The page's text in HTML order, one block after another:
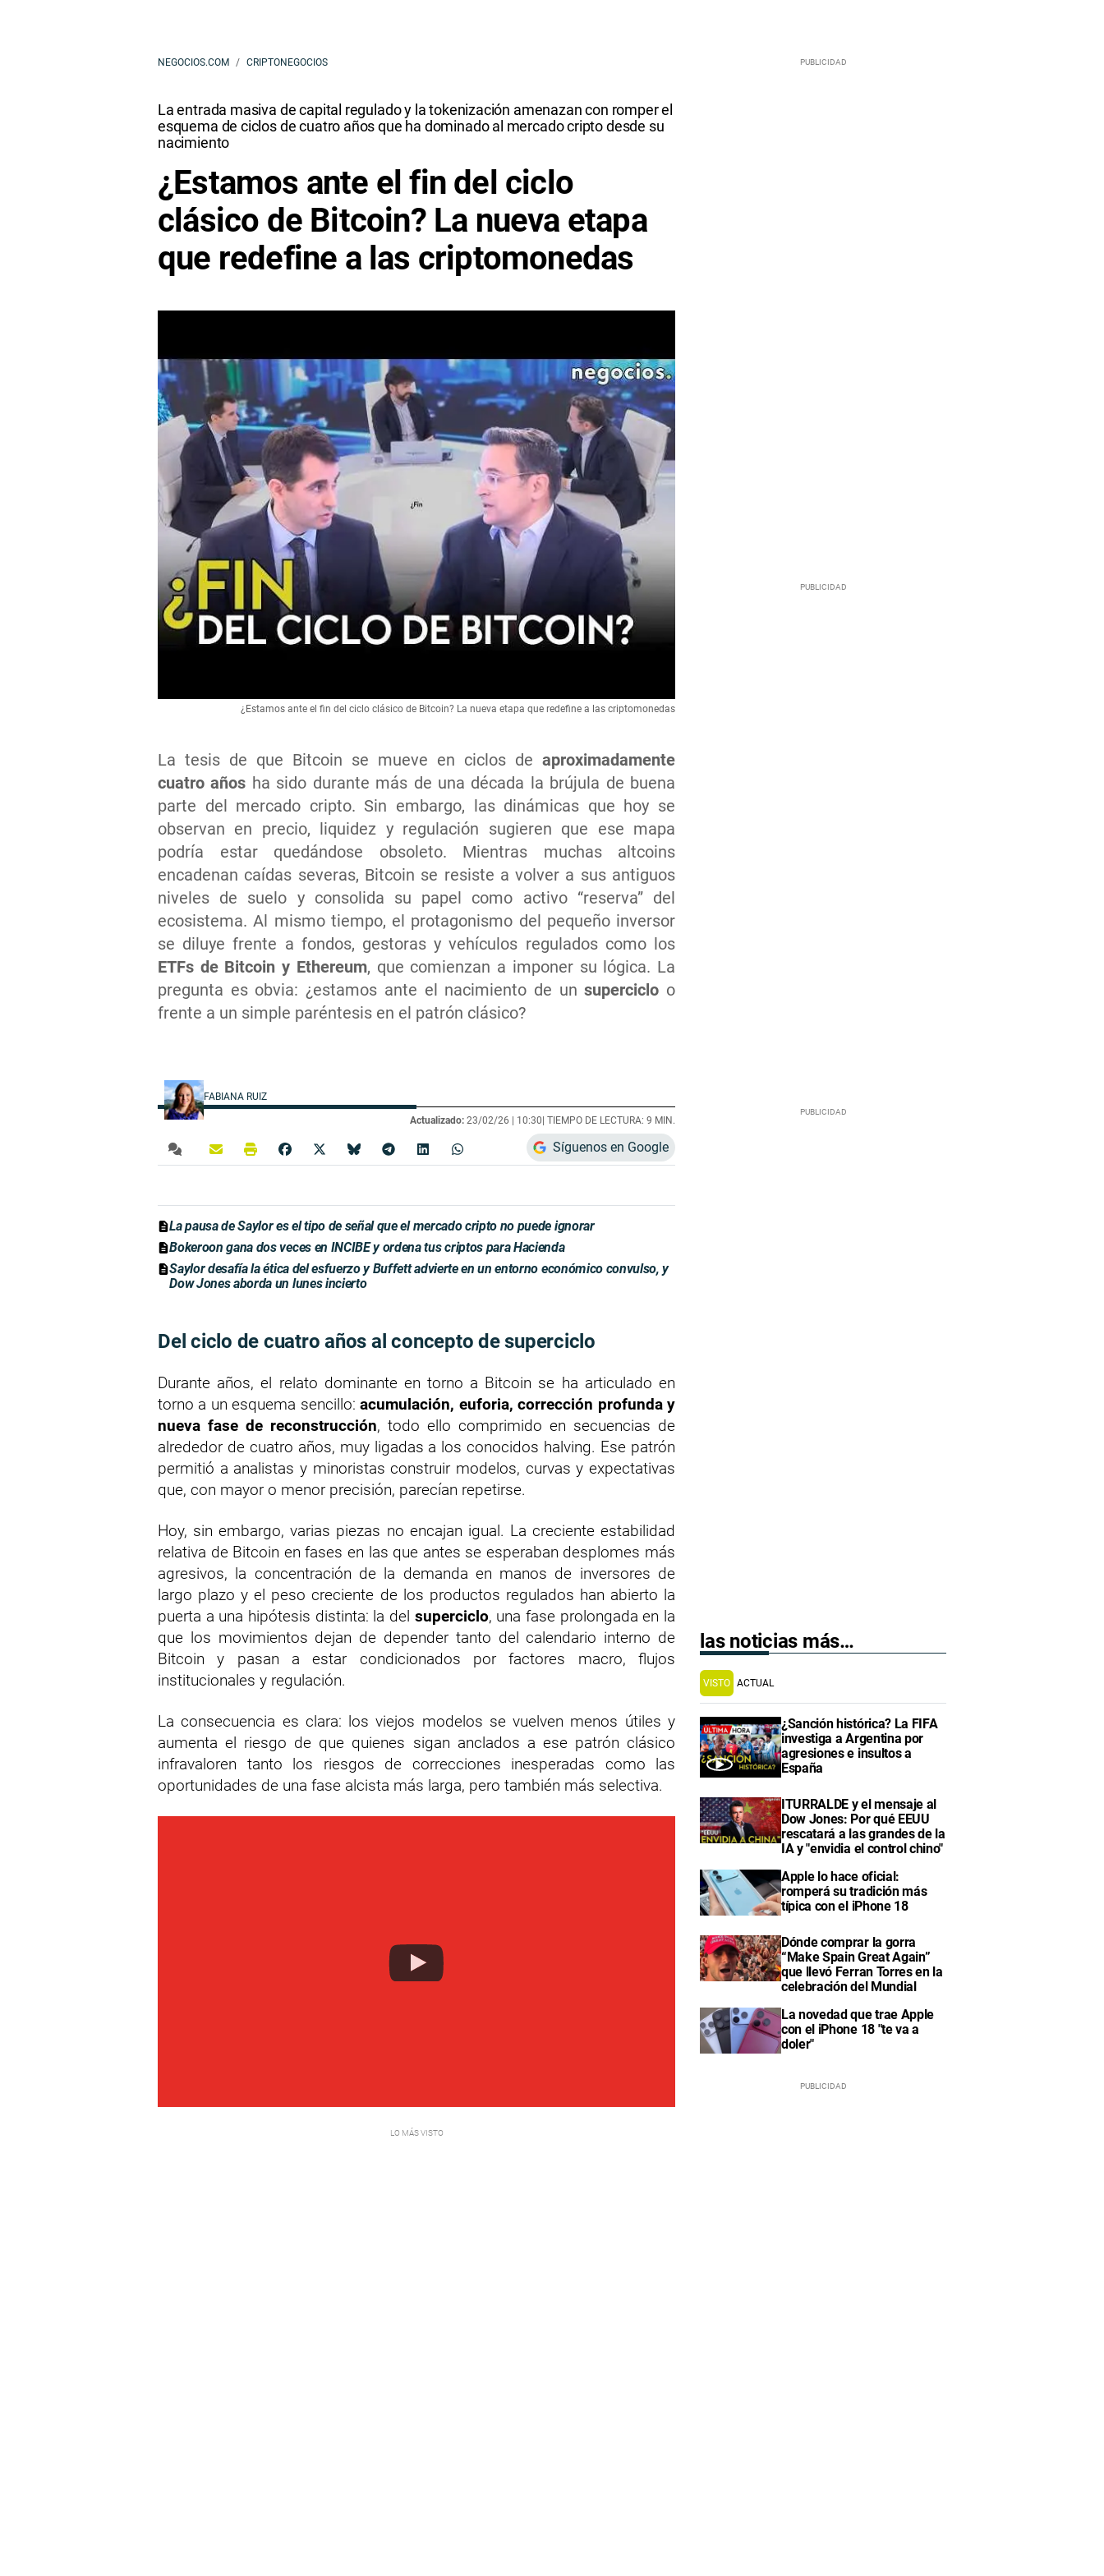
NEGOCIOS.COM CRIPTONEGOCIOS
La entrada masiva de capital regulado y la tokenización amenazan con romper el
esquema de ciclos de cuatro años que ha dominado al mercado cripto desde su
nacimiento
¿Estamos ante el fin del ciclo
clásico de Bitcoin? La nueva etapa
que redefine a las criptomonedas
La tesis de que Bitcoin se mueve en ciclos de aproximadamente
cuatro años ha sido durante más de una década la brújula de buena
parte del mercado cripto. Sin embargo, las dinámicas que hoy se
observan en precio, liquidez y regulación sugieren que ese mapa
podría estar quedándose obsoleto. Mientras muchas altcoins
encadenan caídas severas, Bitcoin se resiste a volver a sus antiguos
niveles de suelo y consolida su papel como activo “reserva” del
ecosistema. Al mismo tiempo, el protagonismo del pequeño inversor
se diluye frente a fondos, gestoras y vehículos regulados como los
ETFs de Bitcoin y Ethereum, que comienzan a imponer su lógica. La
pregunta es obvia: ¿estamos ante el nacimiento de unsuperciclo o
frente a un simple paréntesis en el patrón clásico?
¿Estamos ante el fin del ciclo clásico de Bitcoin? La nueva etapa que redefine a las criptomonedas
FABIANA RUIZ
Actualizado: 23/02/26 | 10:30| TIEMPO DE LECTURA: 9 MIN.
Síguenos en Google
La pausa de Saylor es el tipo de señal que el mercado cripto no puede ignorar
Bokeroon gana dos veces en INCIBE y ordena tus criptos para Hacienda
Saylor desafía la ética del esfuerzo y Buffett advierte en un entorno económico convulso, y
Dow Jones aborda un lunes incierto
Del ciclo de cuatro años al concepto de superciclo
Durante años, el relato dominante en torno a Bitcoin se ha articulado en
torno a un esquema sencillo:acumulación, euforia, corrección profunda y
nueva fase de reconstrucción, todo ello comprimido en secuencias de
alrededor de cuatro años, muy ligadas a los conocidos halving. Ese patrón
permitió a analistas y minoristas construir modelos, curvas y expectativas
que, con mayor o menor precisión, parecían repetirse.
Hoy, sin embargo, varias piezas no encajan igual. La creciente estabilidad
relativa de Bitcoin en fases en las que antes se esperaban desplomes más
agresivos, la concentración de la demanda en manos de inversores de
largo plazo y el peso creciente de los productos regulados han abierto la
puerta a una hipótesis distinta: la del superciclo, una fase prolongada en la
que los movimientos dejan de depender tanto del calendario interno de
Bitcoin y pasan a estar condicionados por factores macro, flujos
institucionales y regulación.
La consecuencia es clara: los viejos modelos se vuelven menos útiles y
aumenta el riesgo de que quienes sigan anclados a ese patrón clásico
infravaloren tanto los riesgos de correcciones inesperadas como las
oportunidades de una fase alcista más larga, pero también más selectiva.
las noticias más…
VISTO ACTUAL
¿Sanción histórica? La FIFA
investiga a Argentina por
agresiones e insultos a
España
ITURRALDE y el mensaje al
Dow Jones: Por qué EEUU
rescatará a las grandes de la
IA y "envidia el control chino"
Apple lo hace oficial:
romperá su tradición más
típica con el iPhone 18
Dónde comprar la gorra
“Make Spain Great Again”
que llevó Ferran Torres en la
celebración del Mundial
La novedad que trae Apple
con el iPhone 18 "te va a
doler"